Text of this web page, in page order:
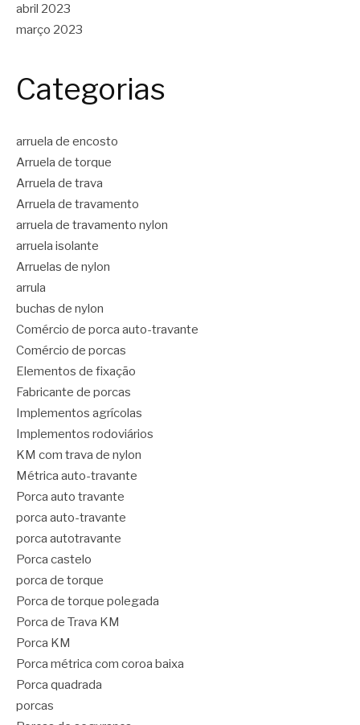
abril 2023
março 2023
Categorias
arruela de encosto
Arruela de torque
Arruela de trava
Arruela de travamento
arruela de travamento nylon
arruela isolante
Arruelas de nylon
arrula
buchas de nylon
Comércio de porca auto-travante
Comércio de porcas
Elementos de fixação
Fabricante de porcas
Implementos agrícolas
Implementos rodoviários
KM com trava de nylon
Métrica auto-travante
Porca auto travante
porca auto-travante
porca autotravante
Porca castelo
porca de torque
Porca de torque polegada
Porca de Trava KM
Porca KM
Porca métrica com coroa baixa
Porca quadrada
porcas